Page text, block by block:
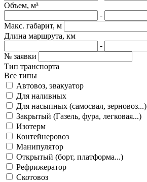
Объем, м³
-
Макс. габарит, м
Длина маршрута, км
-
№ заявки
Тип транспорта
Все типы
Автовоз, эвакуатор
Для наливных
Для насыпных (самосвал, зерновоз...)
Закрытый (Газель, фура, легковая...)
Изотерм
Контейнеровоз
Манипулятор
Открытый (борт, платформа...)
Рефрижератор
Скотовоз